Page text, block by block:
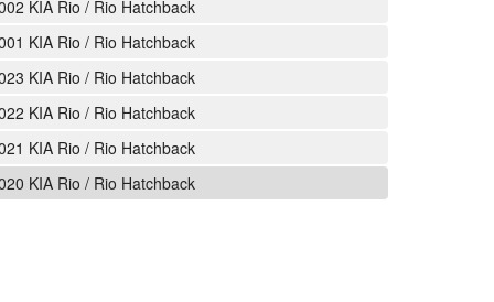
KIA Rio / Rio Hatchback
KIA Rio / Rio Hatchback
KIA Rio / Rio Hatchback
KIA Rio / Rio Hatchback
KIA Rio / Rio Hatchback
KIA Rio / Rio Hatchback